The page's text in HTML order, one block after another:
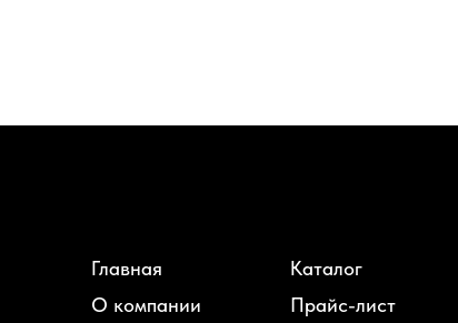
Главная
О компании
Каталог
Прайс-лист